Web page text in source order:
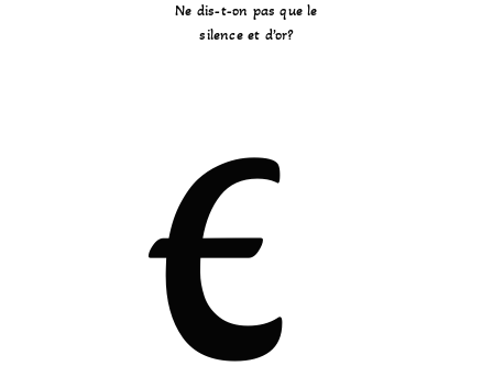
Ne dis-t-on pas que le
silence et d’or?
E